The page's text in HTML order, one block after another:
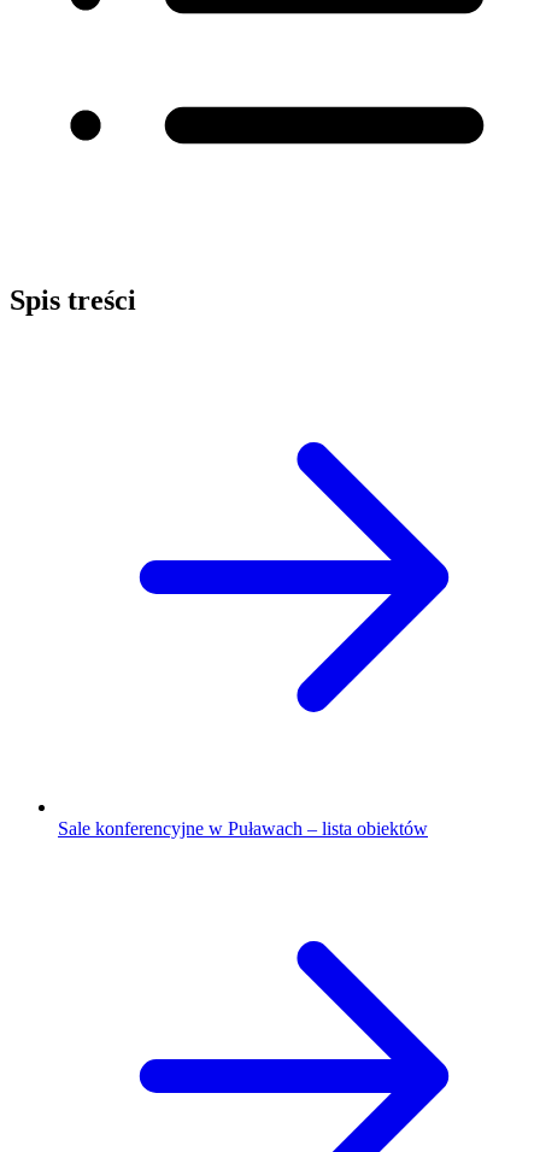
Spis treści
Sale konferencyjne w Puławach – lista obiektów